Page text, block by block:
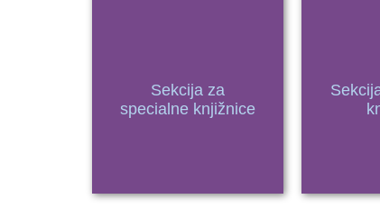
Sekcija za
specialne knjižnice